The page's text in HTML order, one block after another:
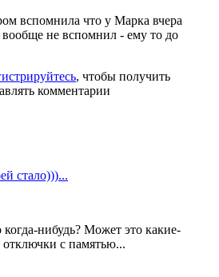
вспомнила что у Марка вчера
не вспомнил - ему то до
, чтобы получить
комментарии
стало)))...
когда-нибудь? Может это какие-
с памятью...